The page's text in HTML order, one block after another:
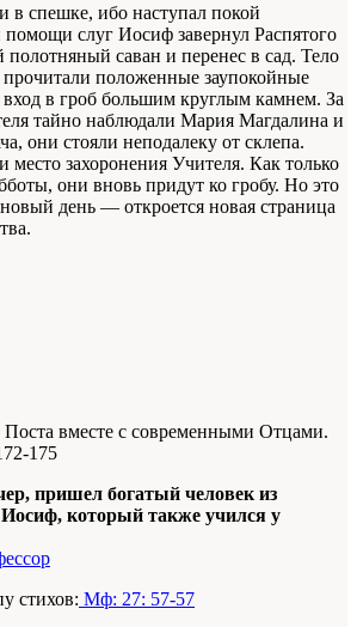
в спешке, ибо насту­пал покой
слуг Иосиф завернул Распятого
полотняный саван и перенес в сад. Тело
положенные заупокойные
в гроб большим круглым камнем. За
тайно наблюдали Мария Магдали­на и
они стояли непо­далеку от склепа.
захоронения Учителя. Как только
они вновь придут ко гробу. Но это
день — откро­ется новая страница
Поста вместе с современными Отцами.
175
пришел богатый человек из
который также учился у
стихов: Мф: 27: 57-57